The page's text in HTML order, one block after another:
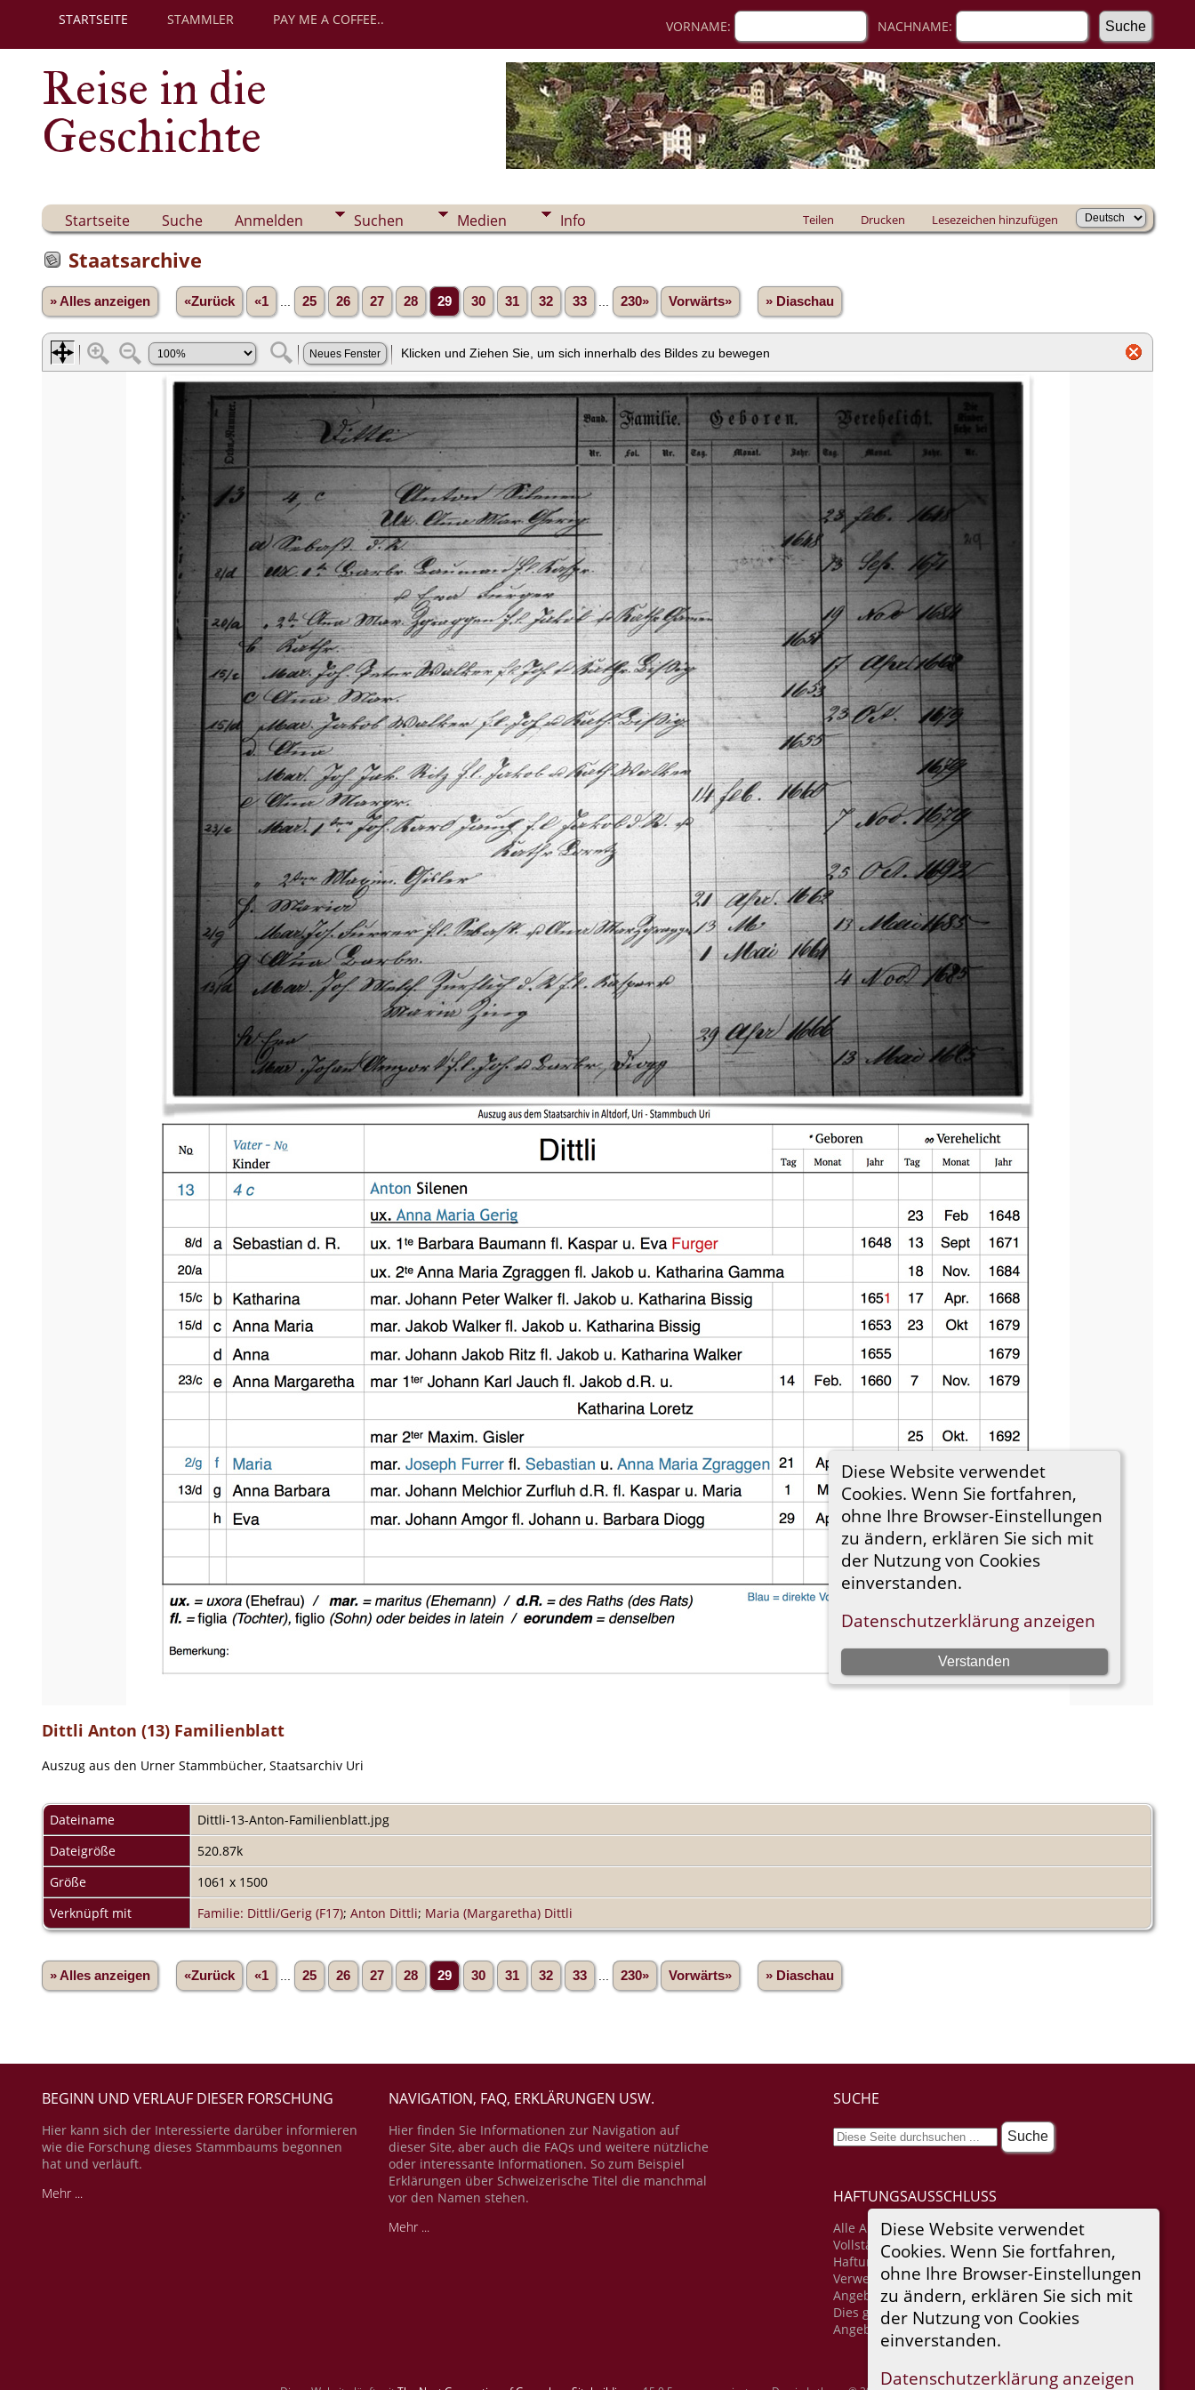
STARTSEITE STAMMLER PAY ME A COFFEE.. VORNAME: NACHNAME:
Reise in die
Geschichte
Startseite Suche Anmelden Suchen Medien Info Teilen Drucken Lesezeichen hinzufügen
Diese Website verwendet
Cookies. Wenn Sie fortfahren,
ohne Ihre Browser-Einstellungen
zu ändern, erklären Sie sich mit
der Nutzung von Cookies
einverstanden.
Datenschutzerklärung anzeigen
Staatsarchive
» Alles anzeigen «Zurück «1 25 26 27 28 29 30 31 32 33 230» Vorwärts» » Diaschau
Dittli Anton (13) Familienblatt
Auszug aus den Urner Stammbücher, Staatsarchiv Uri
Dateiname
Dittli-13-Anton-Familienblatt.jpg
Dateigröße
520.87k
Größe
1061 x 1500
Verknüpft mit
Familie: Dittli/Gerig (F17); Anton Dittli; Maria (Margaretha) Dittli
» Alles anzeigen «Zurück «1 25 26 27 28 29 30 31 32 33 230» Vorwärts» » Diaschau
BEGINN UND VERLAUF DIESER FORSCHUNG
Hier kann sich der Interessierte darüber informieren
wie die Forschung dieses Stammbaums begonnen
hat und verläuft.
Mehr ...
NAVIGATION, FAQ, ERKLÄRUNGEN USW.
Hier finden Sie Informationen zur Navigation auf
dieser Site, aber auch die FAQs und weitere nützliche
oder interessante Informationen. So zum Beispiel
Erklärungen über Schweizerische Titel die manchmal
vor den Namen stehen.
Mehr ...
SUCHE
HAFTUNGSAUSSCHLUSS
Alle Angaben erfolgen ohne Gewähr für
Vollständigkeit oder Richtigkeit. Es wird keine
Haftung übernommen für Schäden durch die
Verwendung von Informationen aus diesem Online-
Angebot oder durch das Fehlen von Informationen.
Dies gilt auch für Inhalte Dritter, die über dieses
Angebot zugänglich sind.